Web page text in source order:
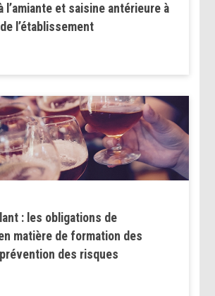
l’amiante et saisine antérieure à
l’établissement
: les obligations de
matière de formation des
des risques